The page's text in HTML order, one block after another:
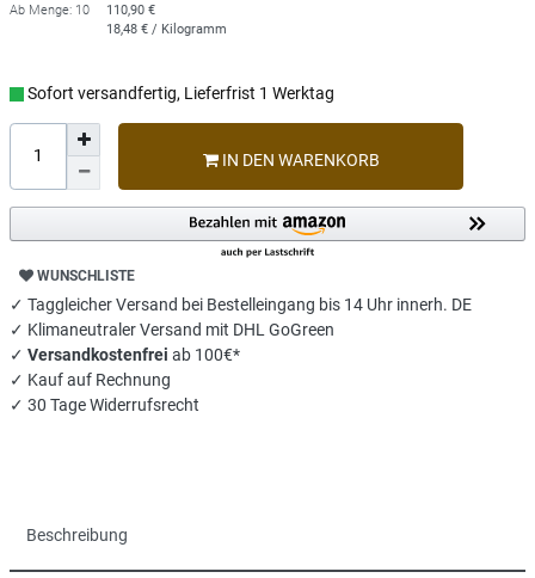
Ab Menge: 10
110,90 €
18,48 € / Kilogramm
Sofort versandfertig, Lieferfrist 1 Werktag
IN DEN WARENKORB
WUNSCHLISTE
✓ Taggleicher Versand bei Bestelleingang bis 14 Uhr innerh. DE
✓ Klimaneutraler Versand mit DHL GoGreen
✓ Versandkostenfrei ab 100€*
✓ Kauf auf Rechnung
✓ 30 Tage Widerrufsrecht
Beschreibung